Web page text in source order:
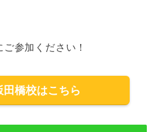
参加ください！
橋校はこちら